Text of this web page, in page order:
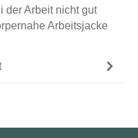
der Arbeit nicht gut
Arbeitsjacke